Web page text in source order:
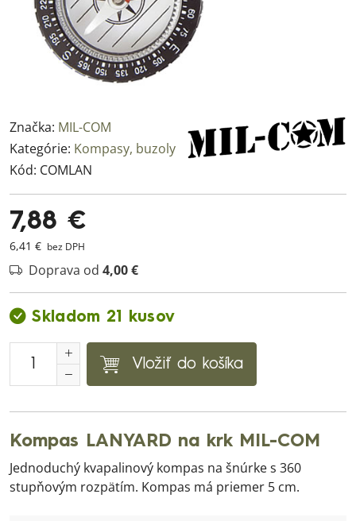
Značka: MIL-COM
Kategórie: Kompasy, buzoly
Kód: COMLAN
7,88 €
6,41 € bez DPH
Doprava od 4,00 €
Skladom 21 kusov
Vložiť do košíka
Kompas LANYARD na krk MIL-COM
Jednoduchý kvapalinový kompas na šnúrke s 360
stupňovým rozpätím. Kompas má priemer 5 cm.